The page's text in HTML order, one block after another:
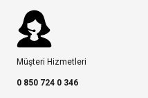
Müşteri Hizmetleri
0 850 724 0 346